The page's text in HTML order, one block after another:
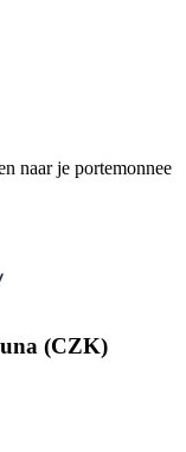
naar je portemonnee
(CZK)